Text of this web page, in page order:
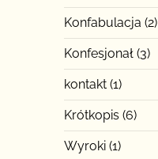
Konfabulacja (2)
Konfesjonał(3)
kontakt(1)
Krótkopis (6)
Wyroki(1)